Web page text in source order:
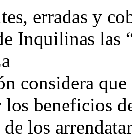
erradas y
Inquilinas las
considera
los beneficios
los